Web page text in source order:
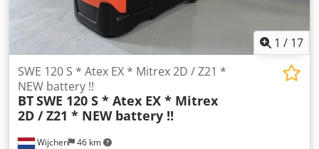
1 / 17
Wijchen 46 km
SWE 120 S * Atex EX * Mitrex 2D / Z21 *
NEW battery !!
BTSWE 120 S * Atex EX * Mitrex
2D / Z21 * NEW battery !!